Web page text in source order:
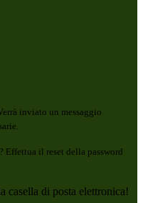
inviato un messaggio
Effettua il reset della password
casella di posta elettronica!